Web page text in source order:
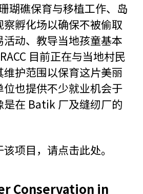
瑚礁保育与移植工作、岛
孵化场以确保不被偷取
动、教导当地孩童基本
目前正在与当地村民
护范围以保育这片美丽
位也提供不少就业机会于
是在 Batik 厂及缝纫厂的
该项目，请点击此处。
Conservation in